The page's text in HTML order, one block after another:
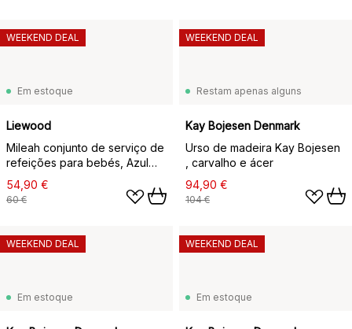
Em estoque
Liewood
Mileah conjunto de serviço de
refeições para bebés, Azul
pombo
54,90 €
60 €
WEEKEND DEAL
Restam apenas alguns
Kay Bojesen Denmark
Urso de madeira Kay Bojesen
, carvalho e ácer
94,90 €
104 €
WEEKEND DEAL
Em estoque
WEEKEND DEAL
Em estoque
WEEKEND DEAL